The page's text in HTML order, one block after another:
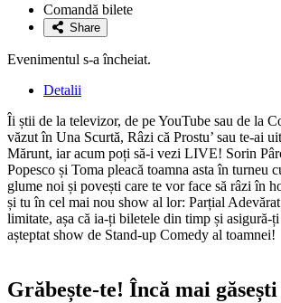
favoriteComandă bilete
Share
Evenimentul s-a încheiat.
Detalii
Îi știi de la televizor, de pe YouTube sau de la
văzut în Una Scurtă, Râzi că Prostu’ sau te-ai
Mărunt, iar acum poți să-i vezi LIVE! Sorin
Popesco și Toma pleacă toamna asta în turneu
glume noi și povești care te vor face să râzi în
și tu în cel mai nou show al lor: Parțial
limitate, așa că ia-ți biletele din timp și asigură-
așteptat show de Stand-up Comedy al toamnei!
Grăbește-te! Încă mai